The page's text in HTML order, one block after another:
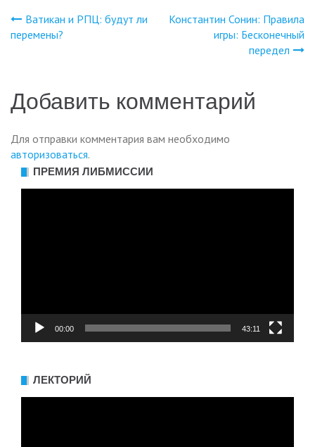
Навигация
записям
Ватикан и РПЦ: будут ли
перемены?
Константин Сонин: Правила
игры: Бесконечный
передел
Добавить комментарий
Для отправки комментария вам необходимо
авторизоваться.
ПРЕМИЯ ЛИБМИССИИ
00:00 43:11
ЛЕКТОРИЙ